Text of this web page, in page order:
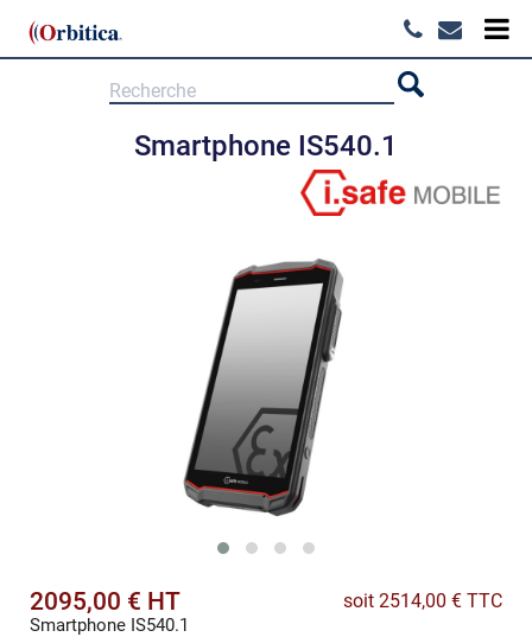
Smartphone IS540.1
2095,00 € HT soit 2514,00 € TTC
Smartphone IS540.1